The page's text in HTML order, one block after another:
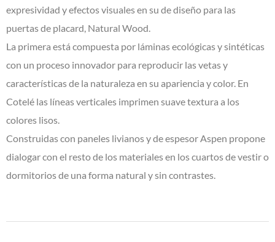
expresividad y efectos visuales en su de diseño para las
puertas de placard, Natural Wood.
La primera está compuesta por láminas ecológicas y sintéticas
con un proceso innovador para reproducir las vetas y
características de la naturaleza en su apariencia y color. En
Cotelé las líneas verticales imprimen suave textura a los
colores lisos.
Construidas con paneles livianos y de espesor Aspen propone
dialogar con el resto de los materiales en los cuartos de vestir o
dormitorios de una forma natural y sin contrastes.